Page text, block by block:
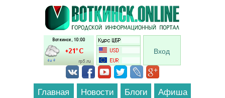
Перейти к основному содержанию
Вход
Главная Новости Блоги
Афиша